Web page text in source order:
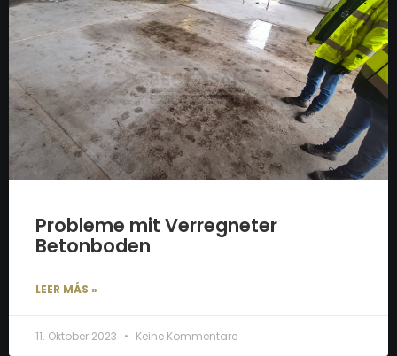
Probleme mit Verregneter
Betonboden
LEER MÁS »
11. Oktober 2023 Keine Kommentare